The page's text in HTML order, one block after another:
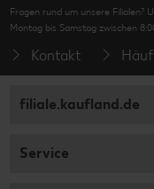
Fragen rund um unsere
Montag bis Samstag zwischen
Kontakt
filiale.kaufland.de
Service